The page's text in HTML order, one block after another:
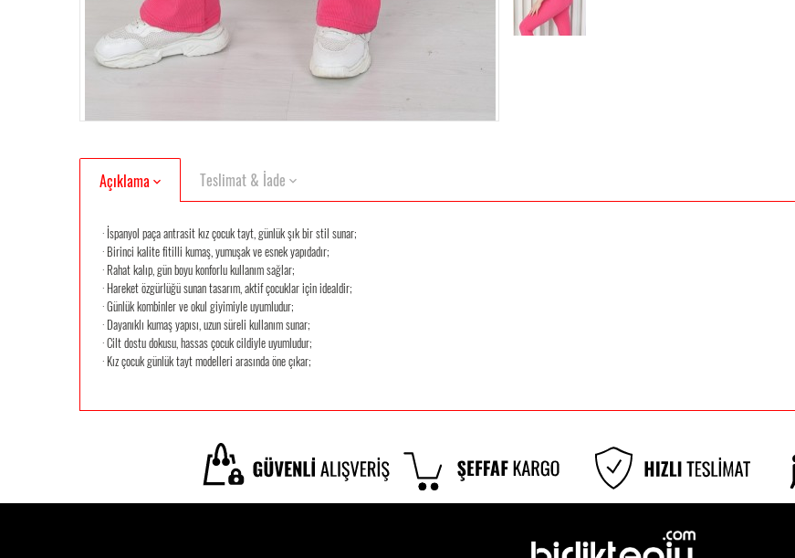
Açıklama Teslimat & İade
· İspanyol paça antrasit kız çocuk tayt, günlük şık bir stil sunar;
· Birinci kalite fitilli kumaş, yumuşak ve esnek yapıdadır;
· Rahat kalıp, gün boyu konforlu kullanım sağlar;
· Hareket özgürlüğü sunan tasarım, aktif çocuklar için idealdir;
· Günlük kombinler ve okul giyimiyle uyumludur;
· Dayanıklı kumaş yapısı, uzun süreli kullanım sunar;
· Cilt dostu dokusu, hassas çocuk cildiyle uyumludur;
· Kız çocuk günlük tayt modelleri arasında öne çıkar;